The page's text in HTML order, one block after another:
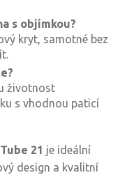
s objímkou?
kryt, samotné bez
životnost
s vhodnou paticí
21 je ideální
design a kvalitní